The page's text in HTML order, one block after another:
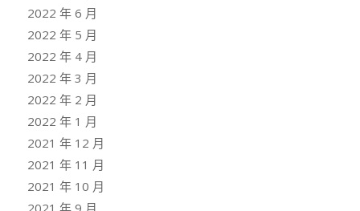
2022 年 6 月
2022 年 5 月
2022 年 4 月
2022 年 3 月
2022 年 2 月
2022 年 1 月
2021 年 12 月
2021 年 11 月
2021 年 10 月
2021 年 9 月